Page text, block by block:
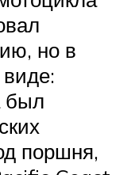
но в
был
поршня,